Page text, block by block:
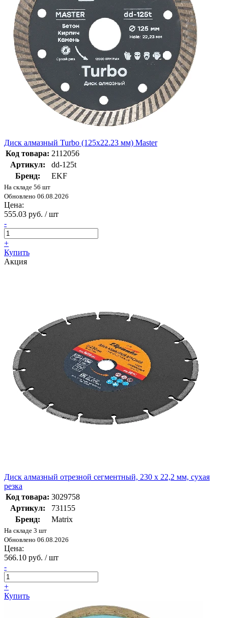
Диск алмазный Turbo (125х22.23 мм) Master
Код товара: 2112056
Артикул:
dd-125t
Бренд:
EKF
На складе 56 шт
Обновлено 06.08.2026
Цена:
555.03 руб. / шт
-
+
Купить
Акция
Диск алмазный отрезной сегментный, 230 х 22,2 мм, сухая
резка
Код товара: 3029758
Артикул:
731155
Бренд:
Matrix
На складе 3 шт
Обновлено 06.08.2026
Цена:
566.10 руб. / шт
-
+
Купить